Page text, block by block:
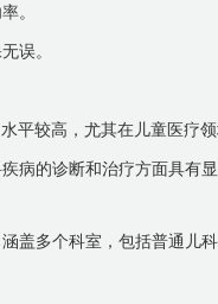
。
误。
平较高，尤其在儿童医疗领
病的诊断和治疗方面具有
盖多个科室，包括普通儿